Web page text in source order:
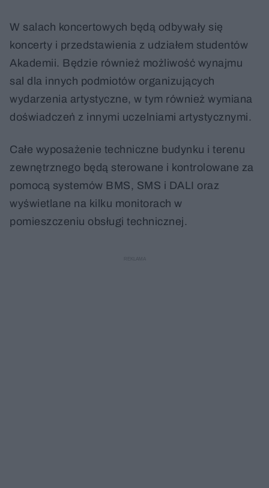
W salach koncertowych będą odbywały się
koncerty i przedstawienia z udziałem studentów
Akademii. Będzie również możliwość wynajmu
sal dla innych podmiotów organizujących
wydarzenia artystyczne, w tym również wymiana
doświadczeń z innymi uczelniami artystycznymi.
Całe wyposażenie techniczne budynku i terenu
zewnętrznego będą sterowane i kontrolowane za
pomocą systemów BMS, SMS i DALI oraz
wyświetlane na kilku monitorach w
pomieszczeniu obsługi technicznej.